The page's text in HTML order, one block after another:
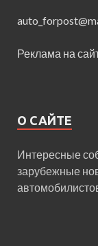
Реклама на
О САЙТЕ
Интересные
зарубежные